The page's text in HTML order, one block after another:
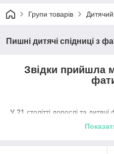
Групи товарів
Пишні дитячі спідниці з
Звідки прийшла
У 21 столітті дорослі та дитячі
Дизайнери не втомлюються